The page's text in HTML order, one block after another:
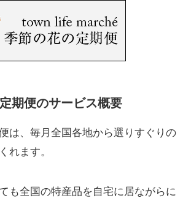
期便のサービス概要
は、毎月全国各地から選りすぐりの
れます。
も全国の特産品を自宅に居ながらに